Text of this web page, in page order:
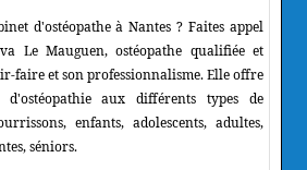
d'ostéopathe à Nantes ? Faites appel
Le Mauguen, ostéopathe qualifiée et
faire et son professionnalisme. Elle offre
d'ostéopathie aux différents types de
enfants, adolescents, adultes,
séniors.